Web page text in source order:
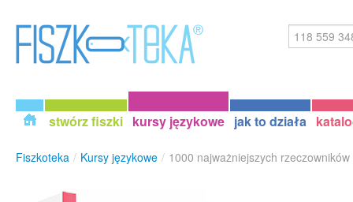
stwórz fiszki kursy językowe jak to działa
Fiszkoteka / Kursy językowe / 1000 najważniejszych